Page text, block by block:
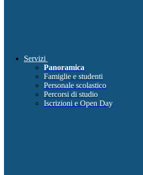
Servizi
Panoramica
Famiglie e studenti
Personale scolastico
Percorsi di studio
Iscrizioni e Open Day